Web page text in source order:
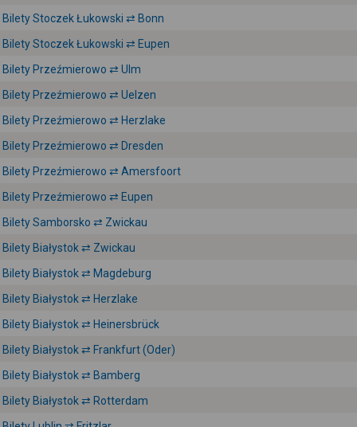
Bilety Stoczek Łukowski ⇄ Bonn
Bilety Stoczek Łukowski ⇄ Eupen
Bilety Przeźmierowo ⇄ Ulm
Bilety Przeźmierowo ⇄ Uelzen
Bilety Przeźmierowo ⇄ Herzlake
Bilety Przeźmierowo ⇄ Dresden
Bilety Przeźmierowo ⇄ Amersfoort
Bilety Przeźmierowo ⇄ Eupen
Bilety Samborsko ⇄ Zwickau
Bilety Białystok ⇄ Zwickau
Bilety Białystok ⇄ Magdeburg
Bilety Białystok ⇄ Herzlake
Bilety Białystok ⇄ Heinersbrück
Bilety Białystok ⇄ Frankfurt (Oder)
Bilety Białystok ⇄ Bamberg
Bilety Białystok ⇄ Rotterdam